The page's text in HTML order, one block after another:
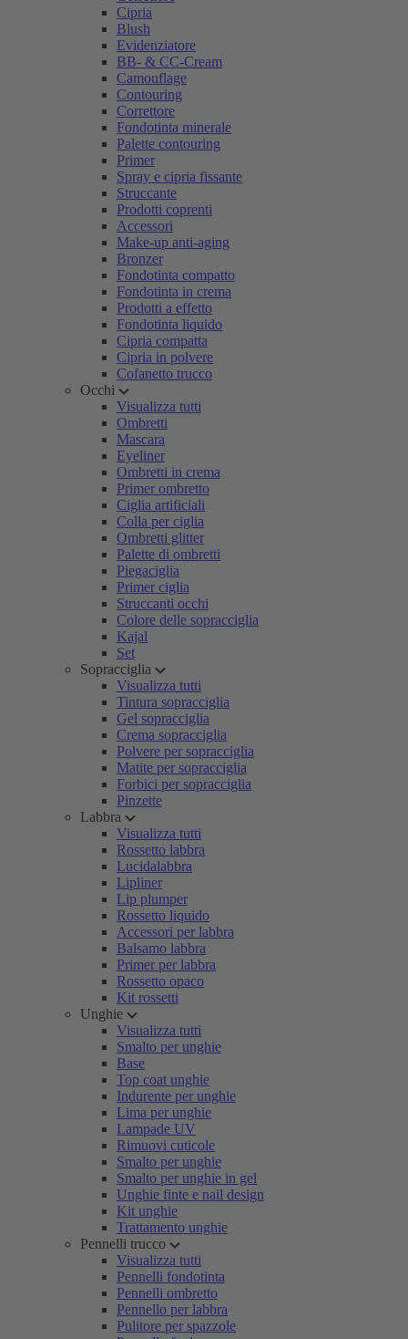
Cipria
Blush
Evidenziatore
BB- & CC-Cream
Camouflage
Contouring
Correttore
Fondotinta minerale
Palette contouring
Primer
Spray e cipria fissante
Struccante
Prodotti coprenti
Accessori
Make-up anti-aging
Bronzer
Fondotinta compatto
Fondotinta in crema
Prodotti a effetto
Fondotinta liquido
Cipria compatta
Cipria in polvere
Cofanetto trucco
Occhi
Visualizza tutti
Ombretti
Mascara
Eyeliner
Ombretti in crema
Primer ombretto
Ciglia artificiali
Colla per ciglia
Ombretti glitter
Palette di ombretti
Piegaciglia
Primer ciglia
Struccanti occhi
Colore delle sopracciglia
Kajal
Set
Sopracciglia
Visualizza tutti
Tintura sopracciglia
Gel sopracciglia
Crema sopracciglia
Polvere per sopracciglia
Matite per sopracciglia
Forbici per sopracciglia
Pinzette
Labbra
Visualizza tutti
Rossetto labbra
Lucidalabbra
Lipliner
Lip plumper
Rossetto liquido
Accessori per labbra
Balsamo labbra
Primer per labbra
Rossetto opaco
Kit rossetti
Unghie
Visualizza tutti
Smalto per unghie
Base
Top coat unghie
Indurente per unghie
Lima per unghie
Lampade UV
Rimuovi cuticole
Smalto per unghie
Smalto per unghie in gel
Unghie finte e nail design
Kit unghie
Trattamento unghie
Pennelli trucco
Visualizza tutti
Pennelli fondotinta
Pennelli ombretto
Pennello per labbra
Pulitore per spazzole